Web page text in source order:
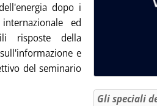
dopo i
ed
risposte della
e
del seminario
Gli speciali